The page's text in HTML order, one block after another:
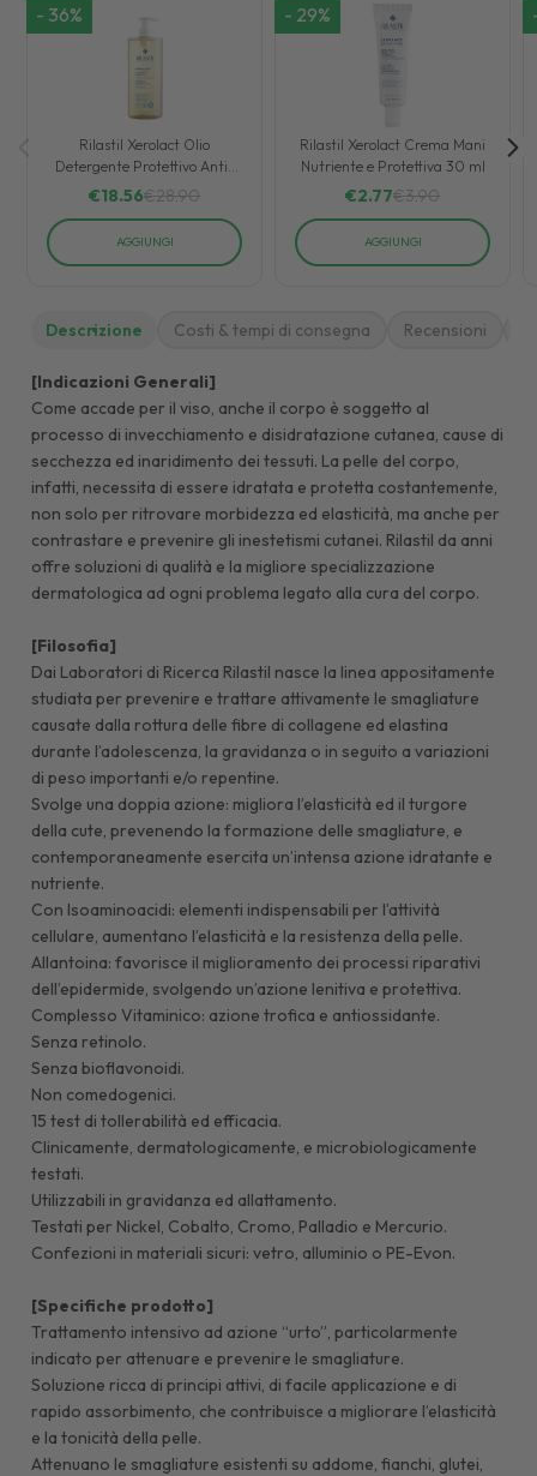
- 36%
Rilastil Xerolact Olio
Detergente Protettivo Anti-
Irritazioni 1000 ml
€18.56€28.90
AGGIUNGI
- 29%
Rilastil Xerolact Crema Mani
Nutriente e Protettiva 30 ml
€2.77€3.90
AGGIUNGI
Descrizione Costi & tempi di consegna Recensioni
[Indicazioni Generali]
Come accade per il viso, anche il corpo è soggetto al
processo di invecchiamento e disidratazione cutanea, cause di
secchezza ed inaridimento dei tessuti. La pelle del corpo,
infatti, necessita di essere idratata e protetta costantemente,
non solo per ritrovare morbidezza ed elasticità, ma anche per
contrastare e prevenire gli inestetismi cutanei. Rilastil da anni
offre soluzioni di qualità e la migliore specializzazione
dermatologica ad ogni problema legato alla cura del corpo.
[Filosofia]
Dai Laboratori di Ricerca Rilastil nasce la linea appositamente
studiata per prevenire e trattare attivamente le smagliature
causate dalla rottura delle fibre di collagene ed elastina
durante l’adolescenza, la gravidanza o in seguito a variazioni
di peso importanti e/o repentine.
Svolge una doppia azione: migliora l’elasticità ed il turgore
della cute, prevenendo la formazione delle smagliature, e
contemporaneamente esercita un’intensa azione idratante e
nutriente.
Con Isoaminoacidi: elementi indispensabili per l’attività
cellulare, aumentano l’elasticità e la resistenza della pelle.
Allantoina: favorisce il miglioramento dei processi riparativi
dell’epidermide, svolgendo un’azione lenitiva e protettiva.
Complesso Vitaminico: azione trofica e antiossidante.
Senza retinolo.
Senza bioflavonoidi.
Non comedogenici.
15 test di tollerabilità ed efficacia.
Clinicamente, dermatologicamente, e microbiologicamente
testati.
Utilizzabili in gravidanza ed allattamento.
Testati per Nickel, Cobalto, Cromo, Palladio e Mercurio.
Confezioni in materiali sicuri: vetro, alluminio o PE-Evon.
[Specifiche prodotto]
Trattamento intensivo ad azione “urto”, particolarmente
indicato per attenuare e prevenire le smagliature.
Soluzione ricca di principi attivi, di facile applicazione e di
rapido assorbimento, che contribuisce a migliorare l’elasticità
e la tonicità della pelle.
Attenuano le smagliature esistenti su addome, fianchi, glutei,